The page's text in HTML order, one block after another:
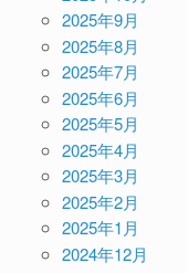
2025年9月
2025年8月
2025年7月
2025年6月
2025年5月
2025年4月
2025年3月
2025年2月
2025年1月
2024年12月